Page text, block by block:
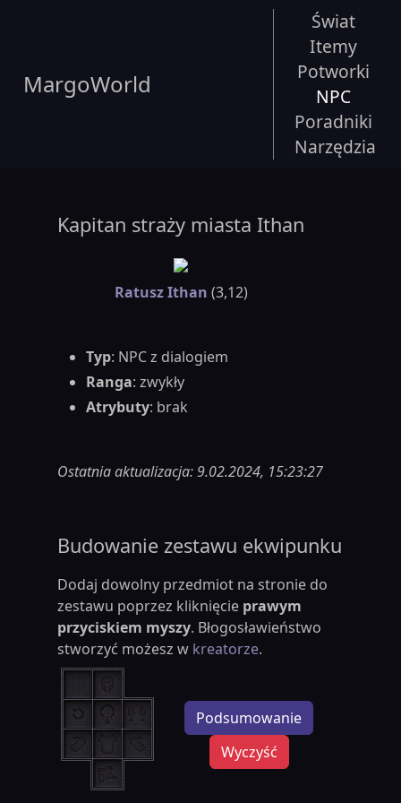
MargoWorld
Świat
Itemy
Potworki
NPC
Poradniki
Narzędzia
Kapitan straży miasta Ithan
Ratusz Ithan (3,12)
Typ: NPC z dialogiem
Ranga: zwykły
Atrybuty: brak
Ostatnia aktualizacja: 9.02.2024, 15:23:27
Budowanie zestawu ekwipunku
Dodaj dowolny przedmiot na stronie do
zestawu poprzez kliknięcie prawym
przyciskiem myszy. Błogosławieństwo
stworzyć możesz w kreatorze.
Podsumowanie
Wyczyść